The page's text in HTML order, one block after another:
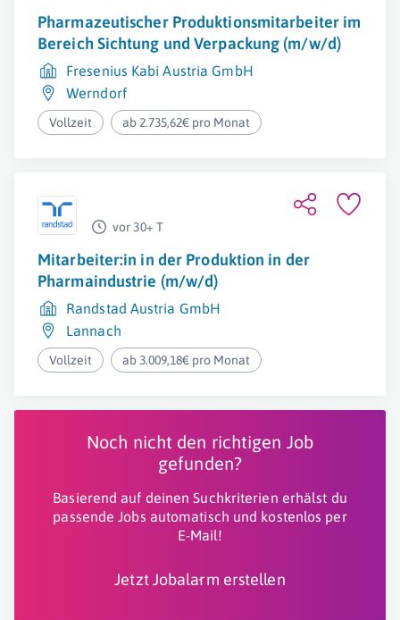
Pharmazeutischer Produktionsmitarbeiter im
Bereich Sichtung und Verpackung (m/w/d)
Fresenius Kabi Austria GmbH
Werndorf
Vollzeit ab 2.735,62€ pro Monat
vor 30+ T
Mitarbeiter:in in der Produktion in der
Pharmaindustrie (m/w/d)
Randstad Austria GmbH
Lannach
Vollzeit ab 3.009,18€ pro Monat
Noch nicht den richtigen Job
gefunden?
Basierend auf deinen Suchkriterien erhälst du
passende Jobs automatisch und kostenlos per
E-Mail!
Jetzt Jobalarm erstellen